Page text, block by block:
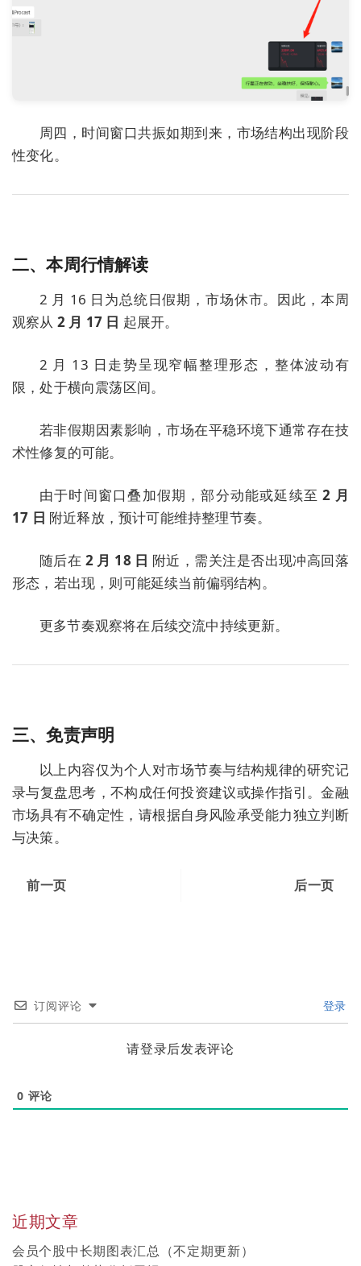
周四，时间窗口共振如期到来，市场结构出现阶段
性变化。
二、本周行情解读
2 月 16 日为总统日假期，市场休市。因此，本周
观察从 2 月 17 日 起展开。
2 月 13 日走势呈现窄幅整理形态，整体波动有
限，处于横向震荡区间。
若非假期因素影响，市场在平稳环境下通常存在技
术性修复的可能。
由于时间窗口叠加假期，部分动能或延续至2 月
17 日 附近释放，预计可能维持整理节奏。
随后在 2 月 18 日 附近，需关注是否出现冲高回落
形态，若出现，则可能延续当前偏弱结构。
更多节奏观察将在后续交流中持续更新。
三、免责声明
以上内容仅为个人对市场节奏与结构规律的研究记
录与复盘思考，不构成任何投资建议或操作指引。金融
市场具有不确定性，请根据自身风险承受能力独立判断
与决策。
前一页 后一页
订阅评论 登录
请登录后发表评论
0 评论
近期文章
会员个股中长期图表汇总（不定期更新）